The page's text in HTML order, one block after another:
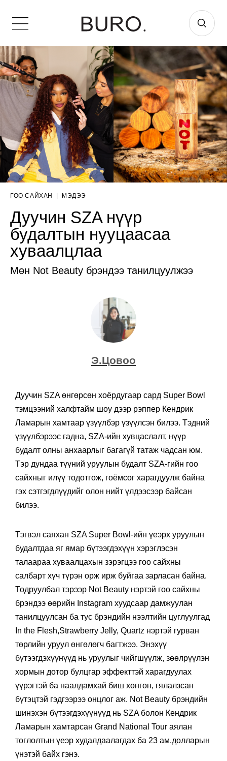
ГОО САЙХАН МЭДЭЭ
Дуучин SZA нүүр
будалтын нууцаасаа
хуваалцлаа
Мөн Not Beauty брэндээ танилцуулжээ
Э.Цовоо
Дуучин SZA өнгөрсөн хоёрдугаар сард Super Bowl
тэмцээний халфтайм шоу дээр рэппер Кендрик
Ламарын хамтаар үзүүлбэр үзүүлсэн билээ. Тэдний
үзүүлбэрээс гадна, SZA-ийн хувцаслалт, нүүр
будалт олны анхаарлыг багагүй татаж чадсан юм.
Тэр дундаа түүний уруулын будалт SZA-гийн гоо
сайхныг илүү тодотгож, гоёмсог харагдуулж байна
гэх сэтгэгдлүүдийг олон нийт үлдээсээр байсан
билээ.
Тэгвэл саяхан SZA Super Bowl-ийн үеэрх уруулын
будалтдаа яг ямар бүтээгдэхүүн хэрэглэсэн
талаараа хуваалцахын зэрэгцээ гоо сайхны
салбарт хүч түрэн орж ирж буйгаа зарласан байна.
Тодруулбал тэрээр Not Beauty нэртэй гоо сайхны
брэндээ өөрийн Instagram хуудсаар дамжуулан
танилцуулсан ба тус брэндийн нээлтийн цуглуулгад
In the Flesh,Strawberry Jelly, Quartz нэртэй гурван
төрлийн уруул өнгөлөгч багтжээ. Энэхүү
бүтээгдэхүүнүүд нь уруулыг чийгшүүлж, зөөлрүүлэн
хормын дотор булцгар эффекттэй харагдуулах
үүрэгтэй ба наалдамхай биш хөнгөн, гялалзсан
бүтэцтэй гэдгээрээ онцлог аж. Not Beauty брэндийн
шинэхэн бүтээгдэхүүнүүд нь SZA болон Кендрик
Ламарын хамтарсан Grand National Tour аялан
тоглолтын үеэр худалдаалагдах ба 23 ам.долларын
үнэтэй байх гэнэ.